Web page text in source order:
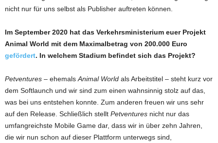
nicht nur für uns selbst als Publisher auftreten können.
Im September 2020 hat das Verkehrsministerium euer Projekt
Animal World mit dem Maximalbetrag von 200.000 Euro
gefördert. In welchem Stadium befindet sich das Projekt?
Petventures – ehemals Animal World als Arbeitstitel – steht kurz vor
dem Softlaunch und wir sind zum einen wahnsinnig stolz auf das,
was bei uns entstehen konnte. Zum anderen freuen wir uns sehr
auf den Release. Schließlich stellt Petventures nicht nur das
umfangreichste Mobile Game dar, dass wir in über zehn Jahren,
die wir nun schon auf dieser Plattform unterwegs sind,